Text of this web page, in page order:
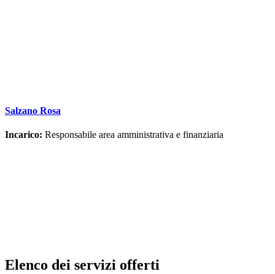
Salzano Rosa
Incarico: Responsabile area amministrativa e finanziaria
Elenco dei servizi offerti